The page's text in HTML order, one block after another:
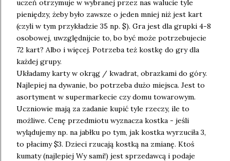
uczeń otrzymuje w wybranej przez nas walucie tyle
pieniędzy, żeby było zawsze o jeden mniej niż jest kart
(czyli w tym przykładzie 35 np. $). Gra jest dla grupki 4-8
osobowej, uwzględnijcie to, bo być może potrzebujecie
72 kart? Albo i więcej. Potrzeba też kostkę do gry dla
każdej grupy.
Układamy karty w okrąg / kwadrat, obrazkami do góry.
Najlepiej na dywanie, bo potrzeba dużo miejsca. Jest to
asortyment w supermarkecie czy domu towarowym.
Uczniowie mają za zadanie kupić tyle rzeczy, ile to
możliwe. Cenę przedmiotu wyznacza kostka - jeśli
wylądujemy np. na jabłku po tym, jak kostka wyrzuciła 3,
to płacimy $3. Dzieci rzucają kostką na zmianę. Ktoś
kumaty (najlepiej Wy sami!) jest sprzedawcą i podaje